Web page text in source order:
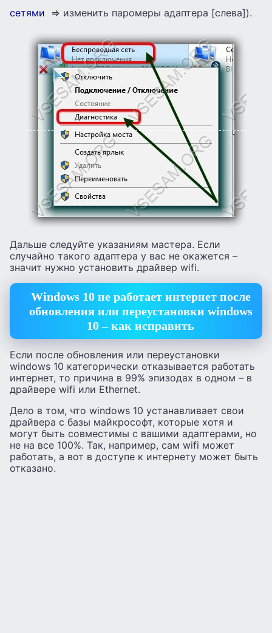
сетями
=> изменить паромеры адаптера [слева]).
Дальше следуйте указаниям мастера. Если
случайно такого адаптера у вас не окажется –
значит нужно установить драйвер wifi.
Windows 10 не работает интернет после
обновления или переустановки windows
10 – как исправить
Если после обновления или переустановки
windows 10 категорически отказывается работать
интернет, то причина в 99% эпизодах в одном – в
драйвере wifi или Ethernet.
Дело в том, что windows 10 устанавливает свои
драйвера с базы майкрософт, которые хотя и
могут быть совместимы с вашими адаптерами, но
не на все 100%. Так, например, сам wifi может
работать, а вот в доступе к интернету может быть
отказано.